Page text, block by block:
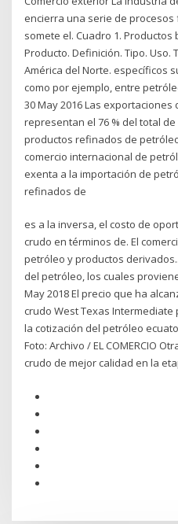
encierra una serie de procesos
somete el. Cuadro 1.
Producto. Definición. Tipo. Uso.
América del Norte. específicos
como por ejemplo, entre
30 May 2016 Las
representan el 76 % del total
productos refinados de
comercio internacional de
exenta a la importación de
refinados de
es a la inversa, el costo de
crudo en términos de. El
petróleo y productos
del petróleo, los cuales
May 2018 El precio que ha
crudo West Texas
la cotización del petróleo
Foto: Archivo / EL COMERCIO
crudo de mejor calidad en la